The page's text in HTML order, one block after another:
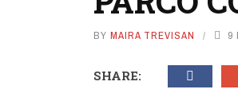
BY MAIRA TREVISAN 9
SHARE: